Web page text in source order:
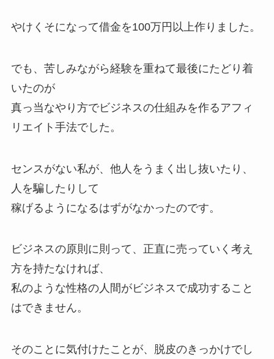
やけくそになって借金を100万円以上作りました。
でも、苦しみながら経験を重ねて最後にたどり着
いたのが
真っ当なやり方でビジネスの仕組みを作るアフィ
リエイト手法でした。
センスがない私が、他人をうまく出し抜いたり、
人を騙したりして
稼げるようになるはずがなかったのです。
ビジネスの原則に則って、正直に売っていく考え
方を持たなければ、
私のような性格の人間がビジネスで成功すること
はできません。
そのことに気付けたことが、脱皮のきっかけでし